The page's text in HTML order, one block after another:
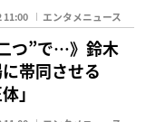
11:00 エンタメニュース
つ”で…》鈴木
帯同させる
」